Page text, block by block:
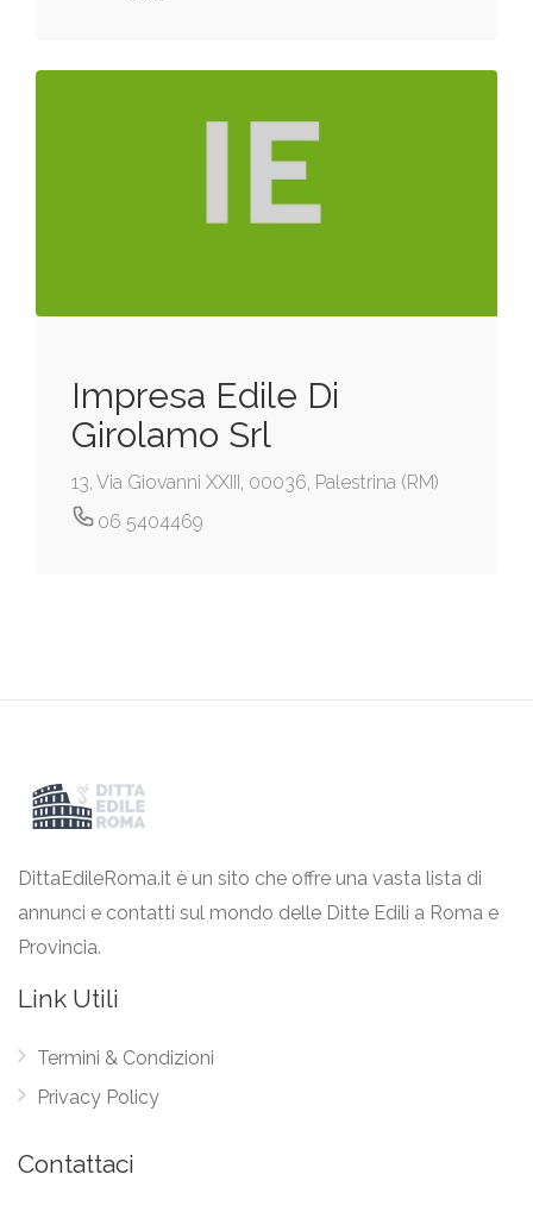
Impresa Edile Di
Girolamo Srl
13, Via Giovanni XXIII, 00036, Palestrina (RM)
06 5404469
DittaEdileRoma.it è un sito che offre una vasta lista di
annunci e contatti sul mondo delle Ditte Edili a Roma e
Provincia.
Link Utili
Termini & Condizioni
Privacy Policy
Contattaci